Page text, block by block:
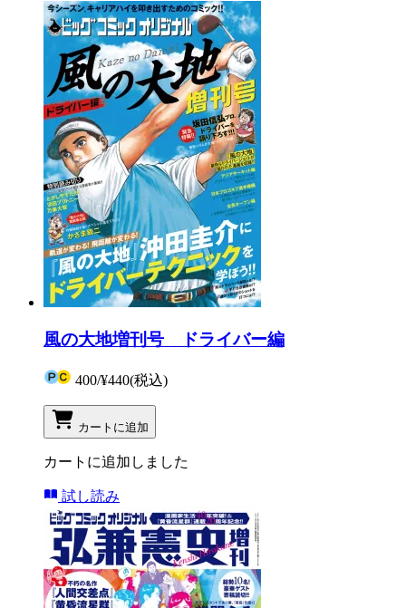
風の大地増刊号 ドライバー編
400/¥440(税込)
カートに追加
カートに追加しました
試し読み